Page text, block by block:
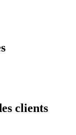
clients